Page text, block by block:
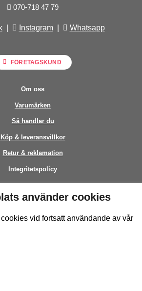
070-718 47 79
| Instagram| Whatsapp
FÖRETAGSKUND
Om oss
Varumärken
Så handlar du
Köp & leveransvillkor
Retur & reklamation
Integritetspolicy
Kontakt
reCAPTCHA and the GooglePrivacy Policyand
AB - All rights reserved.
använder cookies
vid fortsatt användande av vår